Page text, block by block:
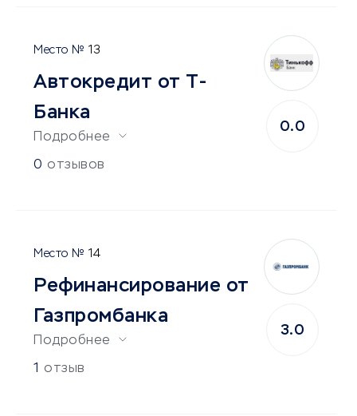
13
Автокредит от Т-
Банка
Подробнее
0 отзывов
0.0
14
Рефинансирование от
Газпромбанка
Подробнее
1 отзыв
3.0